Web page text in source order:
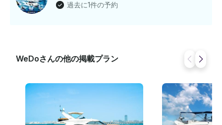
過去に1件の予約
WeDoさんの他の掲載プラン